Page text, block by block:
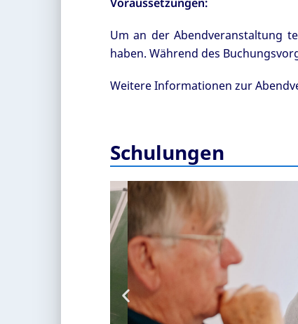
Um an der Abendveranstaltung
haben. Während des
Weitere Informationen zur
Schulungen